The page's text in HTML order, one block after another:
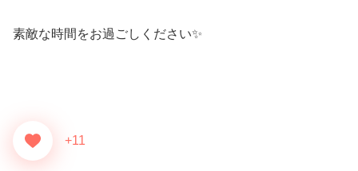
素敵な時間をお過ごしください✨
+11